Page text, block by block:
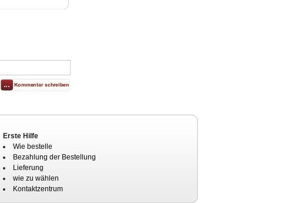
Erste Hilfe
Wie bestelle
Bezahlung der Bestellung
Lieferung
wie zu wählen
Kontaktzentrum